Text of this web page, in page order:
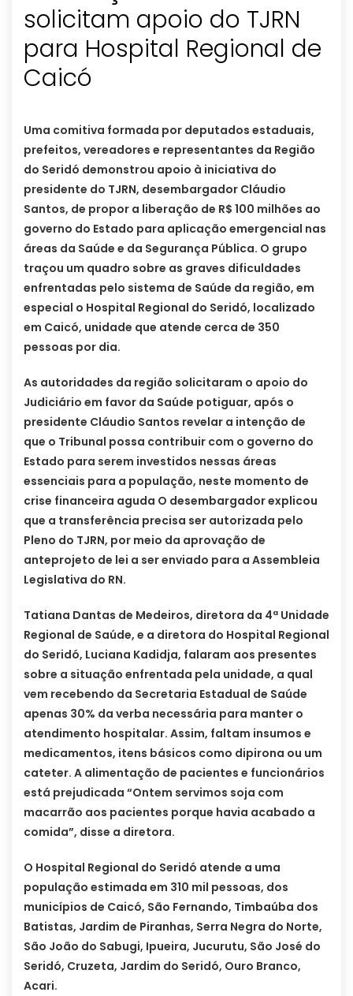
solicitam apoio do TJRN
para Hospital Regional de
Caicó
Uma comitiva formada por deputados estaduais,
prefeitos, vereadores e representantes da Região
do Seridó demonstrou apoio à iniciativa do
presidente do TJRN, desembargador Cláudio
Santos, de propor a liberação de R$ 100 milhões ao
governo do Estado para aplicação emergencial nas
áreas da Saúde e da Segurança Pública. O grupo
traçou um quadro sobre as graves dificuldades
enfrentadas pelo sistema de Saúde da região, em
especial o Hospital Regional do Seridó, localizado
em Caicó, unidade que atende cerca de 350
pessoas por dia.
As autoridades da região solicitaram o apoio do
Judiciário em favor da Saúde potiguar, após o
presidente Cláudio Santos revelar a intenção de
que o Tribunal possa contribuir com o governo do
Estado para serem investidos nessas áreas
essenciais para a população, neste momento de
crise financeira aguda O desembargador explicou
que a transferência precisa ser autorizada pelo
Pleno do TJRN, por meio da aprovação de
anteprojeto de lei a ser enviado para a Assembleia
Legislativa do RN.
Tatiana Dantas de Medeiros, diretora da 4ª Unidade
Regional de Saúde, e a diretora do Hospital Regional
do Seridó, Luciana Kadidja, falaram aos presentes
sobre a situação enfrentada pela unidade, a qual
vem recebendo da Secretaria Estadual de Saúde
apenas 30% da verba necessária para manter o
atendimento hospitalar. Assim, faltam insumos e
medicamentos, itens básicos como dipirona ou um
cateter. A alimentação de pacientes e funcionários
está prejudicada “Ontem servimos soja com
macarrão aos pacientes porque havia acabado a
comida”, disse a diretora.
O Hospital Regional do Seridó atende a uma
população estimada em 310 mil pessoas, dos
municípios de Caicó, São Fernando, Timbaúba dos
Batistas, Jardim de Piranhas, Serra Negra do Norte,
São João do Sabugi, Ipueira, Jucurutu, São José do
Seridó, Cruzeta, Jardim do Seridó, Ouro Branco,
Acari.